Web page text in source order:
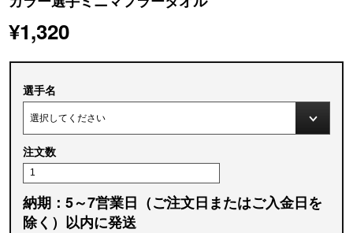
¥1,320
選手名
注文数
納期：5～7営業日（ご注文日またはご入金日を
除く）以内に発送